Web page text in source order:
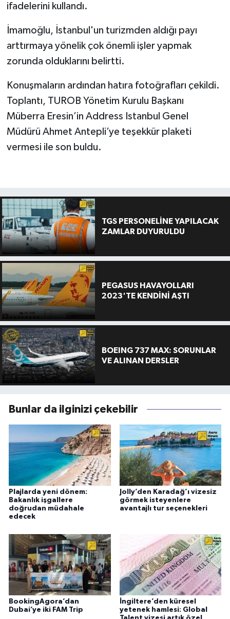
ifadelerini kullandı.
İmamoğlu, İstanbul'un turizmden aldığı payı
arttırmaya yönelik çok önemli işler yapmak
zorunda olduklarını belirtti.
Konuşmaların ardından hatıra fotoğrafları çekildi.
Toplantı, TUROB Yönetim Kurulu Başkanı
Müberra Eresin’in Address Istanbul Genel
Müdürü Ahmet Antepli’ye teşekkür plaketi
vermesi ile son buldu.
TGS PERSONELİNE YAPILACAK
ZAMLAR DUYURULDU
PEGASUS HAVAYOLLARI
2023'TE KENDİNİ AŞTI
BOEING 737 MAX: SORUNLAR
VE ALINAN DERSLER
Bunlar da ilginizi çekebilir
Plajlarda yeni dönem:
Bakanlık işgallere
doğrudan müdahale
edecek
Jolly’den Karadağ’ı vizesiz
görmek isteyenlere
avantajlı tur seçenekleri
BookingAgora’dan
Dubai’ye iki FAM Trip
İngiltere’den küresel
yetenek hamlesi: Global